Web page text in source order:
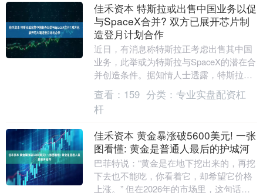
佳禾资本 特斯拉或出售中国业务以促
与SpaceX合并? 双方已展开芯片制
造登月计划合作
近日，有消息称特斯拉正考虑出售其中国
业务，此举或为特斯拉与SpaceX的潜在合
并创造条件。据知情人士透露，特斯拉首
席执行官埃隆·马斯克近年来已指示公司高
层对美国....
查看： 159 分类： 专业实盘配资杠
杆
佳禾资本 黄金暴涨破5600美元! 一张
图看懂: 黄金是普通人最后的护城河
巴菲特说：“黄金是在地下挖出来的，再挖
下去也不能吃，你看着它，却希望它价格
上涨。” 但在2026年的市场里，这句话要